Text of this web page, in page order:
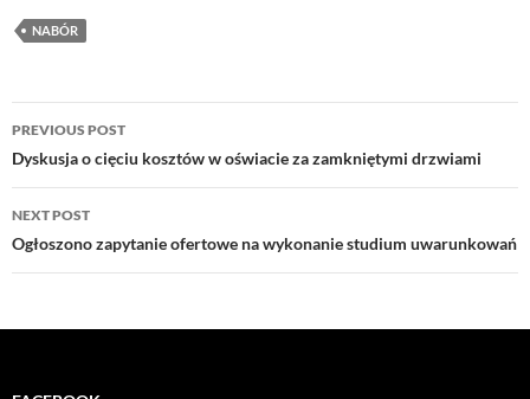
NABÓR
Post
navigation
PREVIOUS POST
Dyskusja o cięciu kosztów w oświacie za zamkniętymi drzwiami
NEXT POST
Ogłoszono zapytanie ofertowe na wykonanie studium uwarunkowań